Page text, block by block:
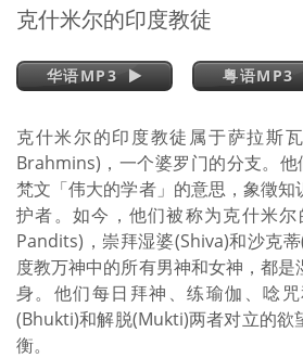
克什米尔的印度教徒
华语MP3 粤语MP3
克什米尔的印度教徒属于萨拉斯
Brahmins)，一个婆罗门的分支。他
梵文「伟大的学者」的意思，象徵
护者。如今，他们被称为克什米
Pandits)，崇拜湿婆(Shiva)和沙克
度教万神中的所有男神和女神，都
身。他们每日拜神、练瑜伽、唸
(Bhukti)和解脱(Mukti)两者对立的欲
衡。